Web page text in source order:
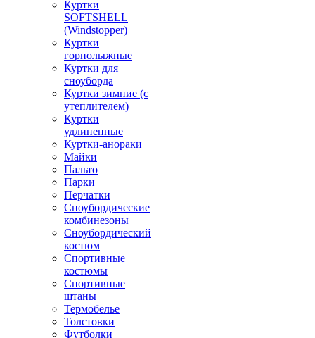
Куртки
SOFTSHELL
(Windstopper)
Куртки
горнолыжные
Куртки для
сноуборда
Куртки зимние (с
утеплителем)
Куртки
удлиненные
Куртки-анораки
Майки
Пальто
Парки
Перчатки
Сноубордические
комбинезоны
Сноубордический
костюм
Спортивные
костюмы
Спортивные
штаны
Термобелье
Толстовки
Футболки